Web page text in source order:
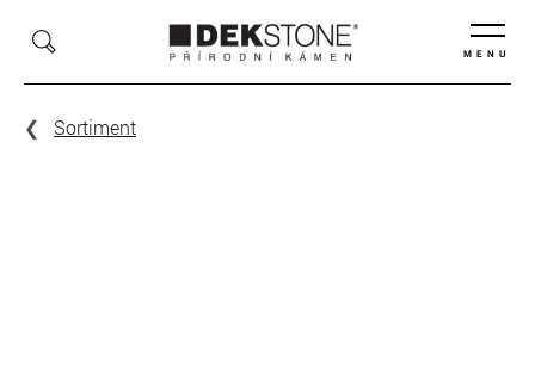
MENU
Sortiment